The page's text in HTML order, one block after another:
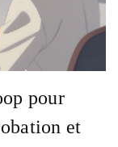
pour
et